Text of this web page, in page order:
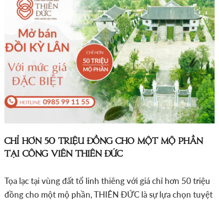
CHỈ HƠN 50 TRIỆU ĐỒNG CHO MỘT MỘ PHẦN
TẠI CÔNG VIÊN THIÊN ĐỨC
Tọa lạc tại vùng đất tổ linh thiêng với giá chỉ hơn 50 triệu
đồng cho một mộ phần, THIÊN ĐỨC là sự lựa chọn tuyệt